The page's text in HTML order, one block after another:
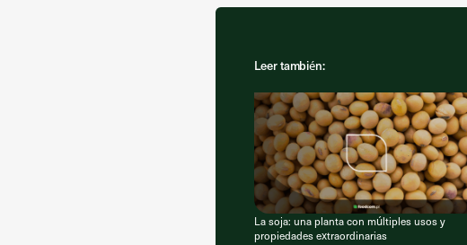
Leer también:
La soja: una planta con múltiples usos y
propiedades extraordinarias